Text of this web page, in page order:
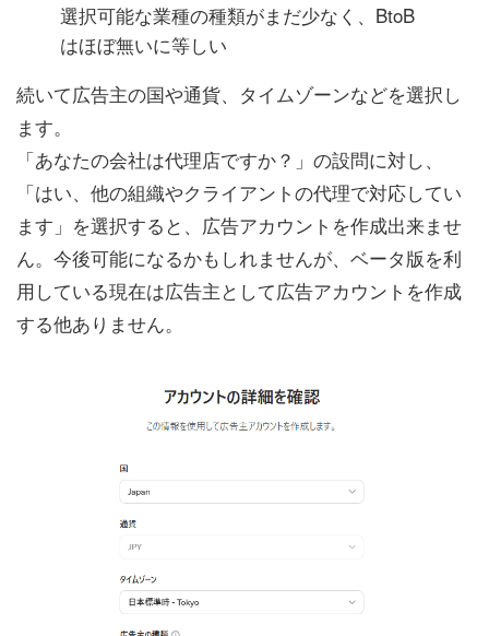
選択可能な業種の種類がまだ少なく、BtoB
はほぼ無いに等しい
続いて広告主の国や通貨、タイムゾーンなどを選択し
ます。
「あなたの会社は代理店ですか？」の設問に対し、
「はい、他の組織やクライアントの代理で対応してい
ます」を選択すると、広告アカウントを作成出来ませ
ん。今後可能になるかもしれませんが、ベータ版を利
用している現在は広告主として広告アカウントを作成
する他ありません。